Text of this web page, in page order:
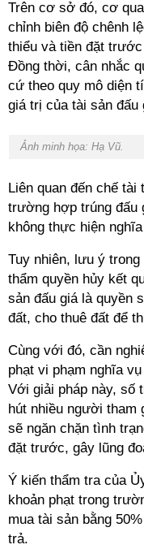
Trên cơ sở đó, cơ
chỉnh biên độ chênh
thiểu và tiền đặt
Đồng thời, cân nhắc
cứ theo quy mô diện
giá trị của tài sản đấu
Ảnh minh họa: Hạ Vũ.
Liên quan đến chế
trường hợp trúng đấu
không thực hiện
Tuy nhiên, lưu ý
thẩm quyền hủy kết
sản đấu giá là quyền
đất, cho thuê đất để
Cùng với đó, cần
phạt vi phạm nghĩa
Với giải pháp này, số
hút nhiều người tham
sẽ ngăn chặn tình
đặt trước, gây lũng
Ý kiến thẩm tra của
khoản phạt trong
mua tài sản bằng
trả.